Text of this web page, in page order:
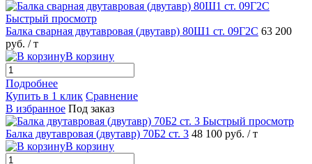
Быстрый просмотр
Балка сварная двутавровая (двутавр) 80Ш1 ст. 09Г2С 63 200
руб. / т
В корзину
Подробнее
Купить в 1 клик Сравнение
В избранное Под заказ
Быстрый просмотр
Балка двутавровая (двутавр) 70Б2 ст. 3 48 100 руб. / т
В корзину